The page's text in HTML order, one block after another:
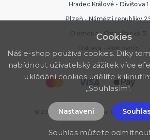
Hradec Králové - Divišova 1
Plzeň - Náměstí republiky
Olomouc - Ostružnická 31
Ostrava - Poštovní 5
© 2026 Ptákoviny Příbram. Všechna
Cookies
Náš e-shop používá cookies. Díky
nabídnout uživatelský zážitek více
ukládání cookies udělíte
„Souhlasím".
Nastavení
Souhlas můžete